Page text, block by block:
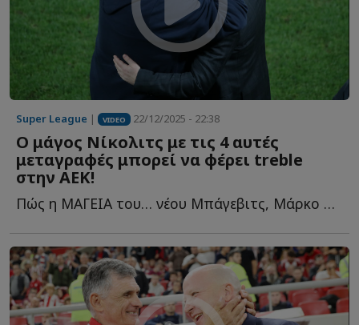
Super League | VIDEO 22/12/2025 - 22:38
Ο μάγος Νίκολιτς με τις 4 αυτές
μεταγραφές μπορεί να φέρει treble
στην ΑΕΚ!
Πώς η ΜΑΓΕΙΑ του… νέου Μπάγεβιτς, Μάρκο Νίκολιτς ήρθε π...